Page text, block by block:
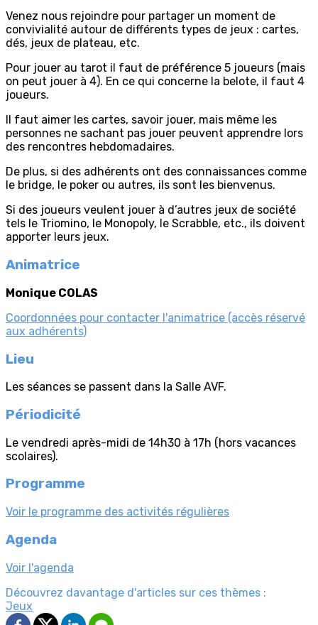
Venez nous rejoindre pour partager un moment de
convivialité autour de différents types de jeux : cartes,
dés, jeux de plateau, etc.
Pour jouer au tarot il faut de préférence 5 joueurs (mais
on peut jouer à 4). En ce qui concerne la belote, il faut 4
joueurs.
Il faut aimer les cartes, savoir jouer, mais même les
personnes ne sachant pas jouer peuvent apprendre lors
des rencontres hebdomadaires.
De plus, si des adhérents ont des connaissances comme
le bridge, le poker ou autres, ils sont les bienvenus.
Si des joueurs veulent jouer à d’autres jeux de société
tels le Triomino, le Monopoly, le Scrabble, etc., ils doivent
apporter leurs jeux.
Animatrice
Monique COLAS
Coordonnées pour contacter l'animatrice (accès réservé
aux adhérents)
Lieu
Les séances se passent dans la Salle AVF.
Périodicité
Le vendredi après-midi de 14h30 à 17h (hors vacances
scolaires).
Programme
Voir le programme des activités régulières
Agenda
Voir l'agenda
Découvrez davantage d'articles sur ces thèmes :
Jeux